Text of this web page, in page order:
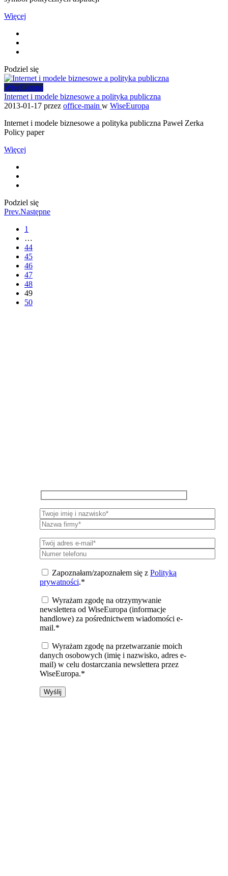
Więcej
Podziel się
WiseEuropa
Internet i modele biznesowe a polityka publiczna
2013-01-17 przez office-main w WiseEuropa
Internet i modele biznesowe a polityka publiczna Paweł Zerka
Policy paper
Więcej
Podziel się
Prev.Następne
1
…
44
45
46
47
48
49
50
Zapoznałam/zapoznałem się z Polityką
prywatności.*
Wyrażam zgodę na otrzymywanie
newslettera od WiseEuropa (informacje
handlowe) za pośrednictwem wiadomości e-
mail.*
Wyrażam zgodę na przetwarzanie moich
danych osobowych (imię i nazwisko, adres e-
mail) w celu dostarczania newslettera przez
WiseEuropa.*